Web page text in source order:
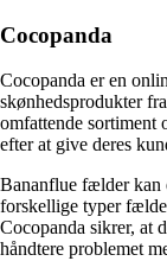
Cocopanda
Cocopanda er en
skønhedsprodukter
omfattende sortiment
efter at give deres
Bananflue fælder kan
forskellige typer
Cocopanda sikrer, at
håndtere problemet